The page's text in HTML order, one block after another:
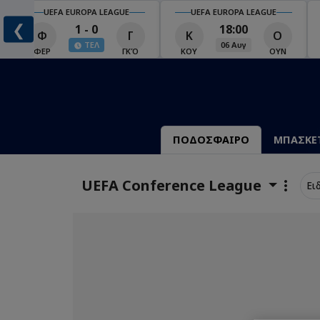
❮
UEFA EUROPA LEAGUE
Φ
ΦΕΡ
1 - 0
ΤΕΛ
Γ
ΓΚΌ
UEFA EUROPA LEAGUE
Κ
ΚΟΥ
18:00
06 Αυγ
Ο
ΟΥΝ
ΠΟΔΟΣΦΑΙΡΟ
UEFA Conference League